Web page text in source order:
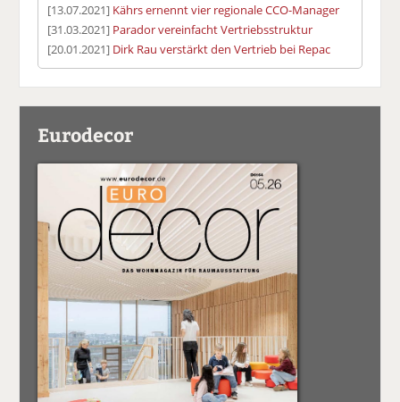
[13.07.2021] Kährs ernennt vier regionale CCO-Manager
[31.03.2021] Parador vereinfacht Vertriebsstruktur
[20.01.2021] Dirk Rau verstärkt den Vertrieb bei Repac
Eurodecor